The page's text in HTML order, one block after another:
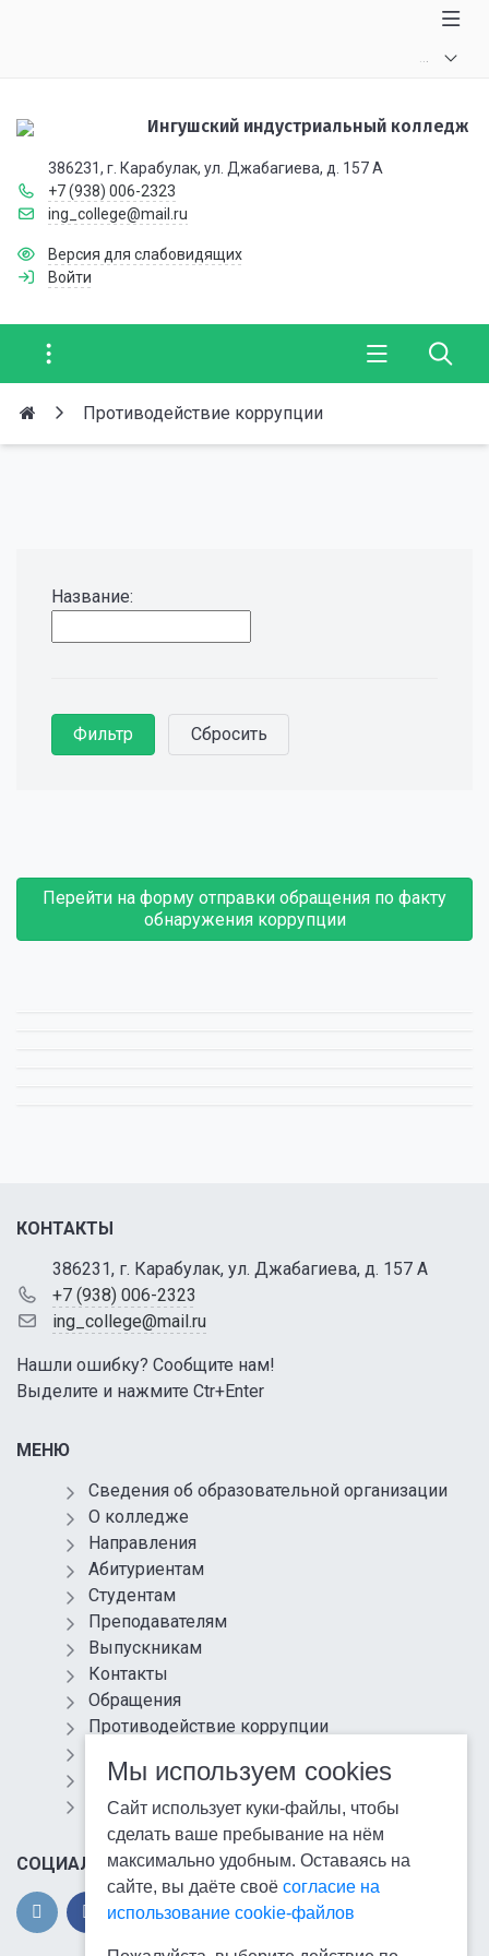
Ингушский индустриальный колледж
386231, г. Карабулак, ул. Джабагиева, д. 157 А
+7 (938) 006-2323
ing_college@mail.ru
Версия для слабовидящих
Войти
Противодействие коррупции
Название:
Перейти на форму отправки обращения по факту
обнаружения коррупции
КОНТАКТЫ
386231, г. Карабулак, ул. Джабагиева, д. 157 А
+7 (938) 006-2323
ing_college@mail.ru
Нашли ошибку? Сообщите нам!
Выделите и нажмите Ctr+Enter
МЕНЮ
Сведения об образовательной организации
О колледже
Направления
Абитуриентам
Студентам
Преподавателям
Выпускникам
Контакты
Обращения
Противодействие коррупции
Антитеррористическая защищенность
Карта сайта
СОЦИАЛЬНЫЕ СЕТИ
Мы используем cookies
Сайт использует куки-файлы, чтобы
сделать ваше пребывание на нём
максимально удобным. Оставаясь на
сайте, вы даёте своё согласие на
использование cookie-файлов